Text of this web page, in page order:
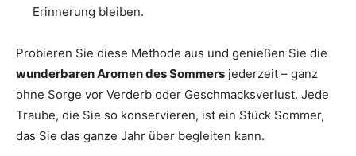
Erinnerung bleiben.
Probieren Sie diese Methode aus und genießen Sie die
wunderbaren Aromen des Sommers jederzeit – ganz
ohne Sorge vor Verderb oder Geschmacksverlust. Jede
Traube, die Sie so konservieren, ist ein Stück Sommer,
das Sie das ganze Jahr über begleiten kann.